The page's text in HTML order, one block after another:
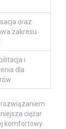
oraz
zakresu
i
dla
rozwiązaniem
ciężar
komfortowy.